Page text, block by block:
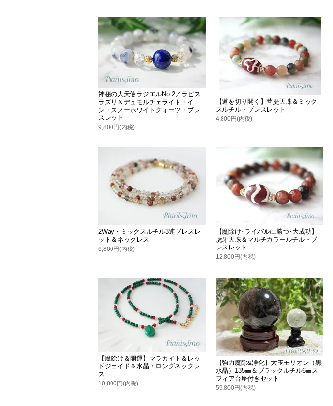
神秘の大天使ラジエルNo.2／ラピス
ラズリ＆デュモルチェライト・イ
ン・スノーホワイトクォーツ・ブレ
スレット
9,800円(内税)
【道を切り開く】菩提天珠＆ミック
スルチル・ブレスレット
4,800円(内税)
2Way・ミックスルチル3連ブレスレ
ット＆ネックレス
6,800円(内税)
【魔除け･ライバルに勝つ･大成功】
虎牙天珠＆マルチカラールチル・ブ
レスレット
12,800円(内税)
【魔除け＆開運】マラカイト＆レッ
ドジェイド＆水晶・ロングネックレ
ス
10,800円(内税)
【強力魔除&浄化】大玉モリオン（黒
水晶）135㎜＆ブラックルチル6㎜ス
フィア台座付きセット
59,800円(内税)